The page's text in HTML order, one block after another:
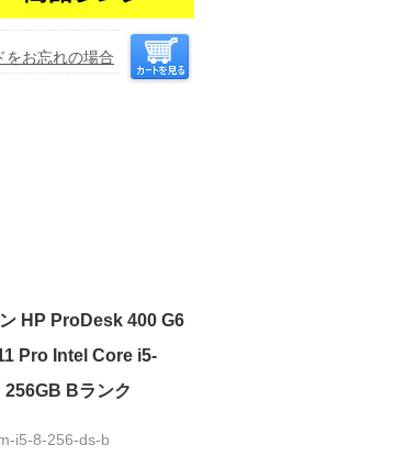
をお忘れの場合
HP ProDesk 400 G6
Pro Intel Core i5-
Bランク
i5-8-256-ds-b